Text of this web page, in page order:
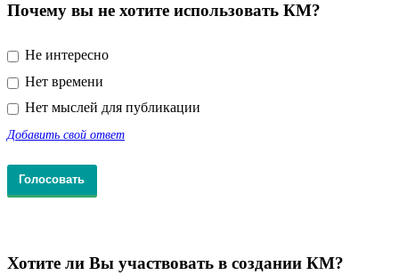
Почему вы не хотите использовать КМ?
Не интересно
Нет времени
Нет мыслей для публикации
Добавить свой ответ
Хотите ли Вы участвовать в создании КМ?